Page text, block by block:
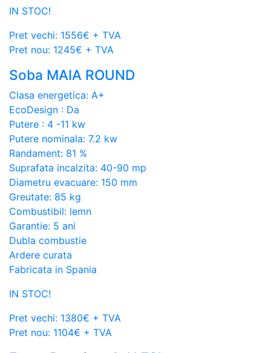
IN STOC!
Pret vechi: 1556€ + TVA
Pret nou: 1245€ + TVA
Soba MAIA ROUND
Clasa energetica: A+
EcoDesign : Da
Putere : 4 -11 kw
Putere nominala: 7.2 kw
Randament: 81 %
Suprafata incalzita: 40-90 mp
Diametru evacuare: 150 mm
Greutate: 85 kg
Combustibil: lemn
Garantie: 5 ani
Dubla combustie
Ardere curata
Fabricata in Spania
IN STOC!
Pret vechi: 1380€ + TVA
Pret nou: 1104€ + TVA